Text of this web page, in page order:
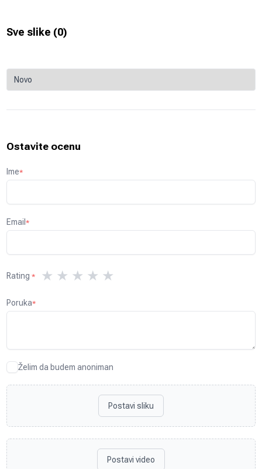
Sve slike (0)
Ostavite ocenu
Ime*
Email*
Rating * ★ ★ ★ ★ ★
Poruka*
Želim da budem anoniman
Postavi sliku
Postavi video